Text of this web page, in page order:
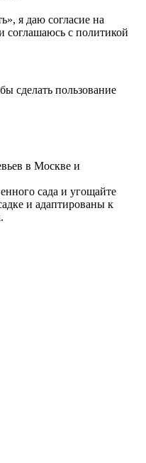
я даю согласие на
соглашаюсь c политикой
сделать пользование
в Москве и
сада и угощайте
и адаптированы к